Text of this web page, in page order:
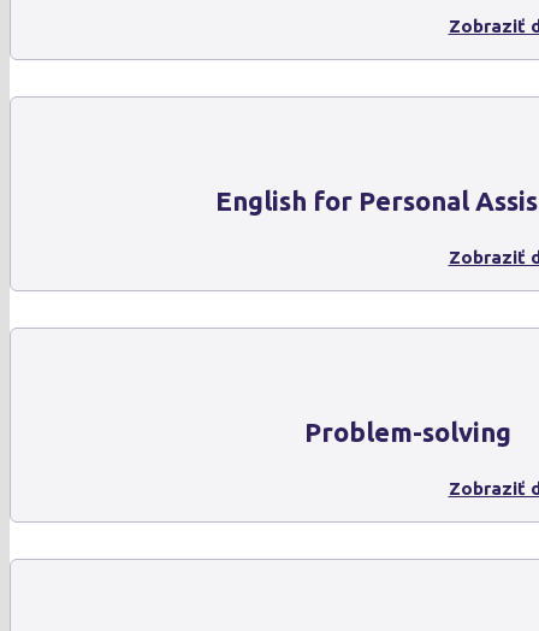
Zobraziť
English for Personal
Zobraziť
Problem-solving
Zobraziť